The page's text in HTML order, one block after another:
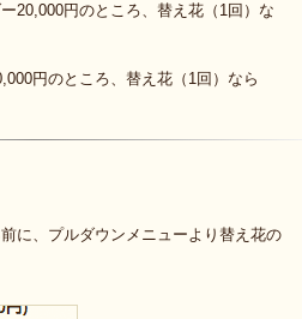
20,000円のところ、替え花（1回）な
円のところ、替え花（1回）なら
に、プルダウンメニューより替え花の